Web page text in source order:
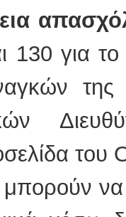
130 για
της
μπορούν